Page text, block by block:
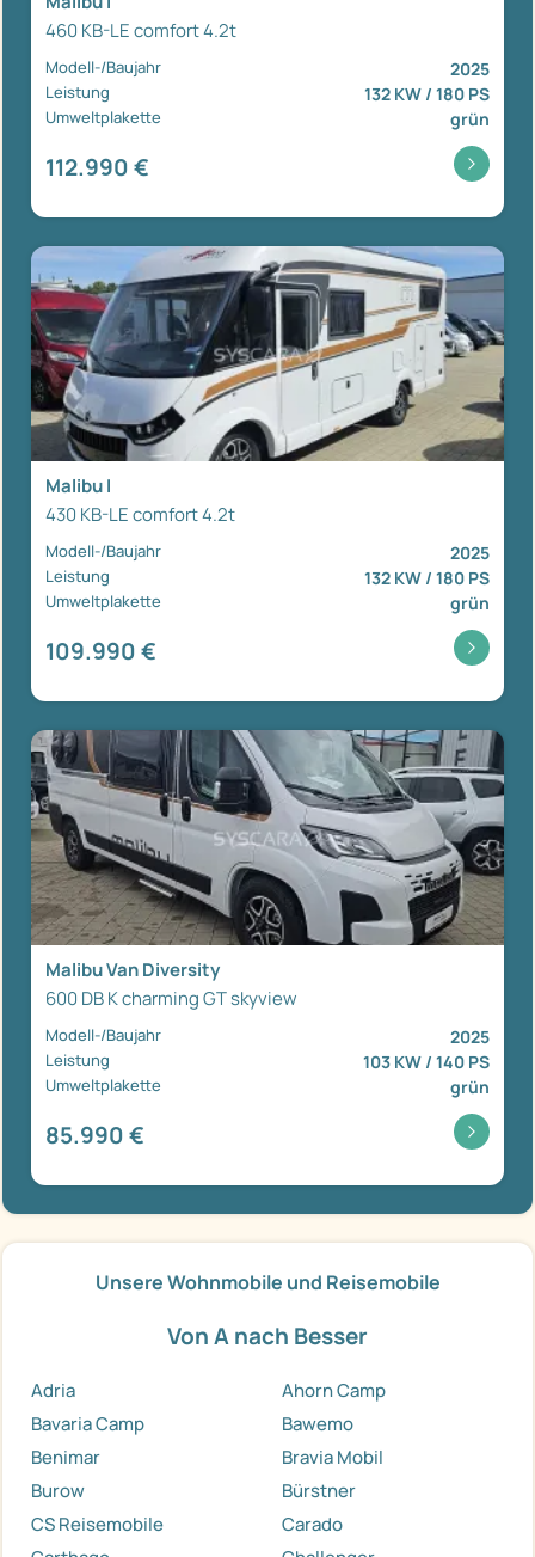
460 KB-LE comfort 4.2t
Modell-/Baujahr 2025
Leistung 132 KW / 180 PS
Umweltplakette grün
112.990 €
Malibu I
430 KB-LE comfort 4.2t
Modell-/Baujahr 2025
Leistung 132 KW / 180 PS
Umweltplakette grün
109.990 €
Malibu Van Diversity
600 DB K charming GT skyview
Modell-/Baujahr 2025
Leistung 103 KW / 140 PS
Umweltplakette grün
85.990 €
Unsere Wohnmobile und Reisemobile
Von A nach Besser
Adria
Ahorn Camp
Bavaria Camp
Bawemo
Benimar
Bravia Mobil
Burow
Bürstner
CS Reisemobile
Carado